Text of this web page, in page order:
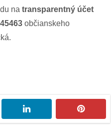
na transparentný účet
občianskeho
linkedin